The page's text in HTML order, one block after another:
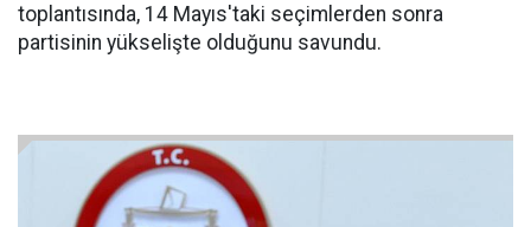
toplantısında, 14 Mayıs'taki seçimlerden sonra
partisinin yükselişte olduğunu savundu.